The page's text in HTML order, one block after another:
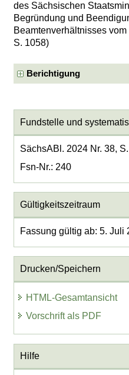
des Sächsischen
Begründung und
Beamtenverhältnisses
S. 1058)
Berichtigung
Fundstelle und
SächsABl. 2024 Nr. 38,
Fsn-Nr.: 240
Gültigkeitszeitraum
Fassung gültig ab: 5. Juli
Drucken/Speichern
HTML-Gesamtansicht
Vorschrift als PDF
Hilfe